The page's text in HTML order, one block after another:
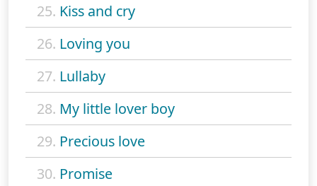
25. Kiss and cry
26. Loving you
27. Lullaby
28. My little lover boy
29. Precious love
30. Promise